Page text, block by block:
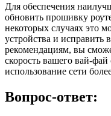
Для обеспечения
обновить прошивку
некоторых случаях это
устройства и
рекомендациям, вы
скорость вашего вай-фай
использование сети
Вопрос-ответ: